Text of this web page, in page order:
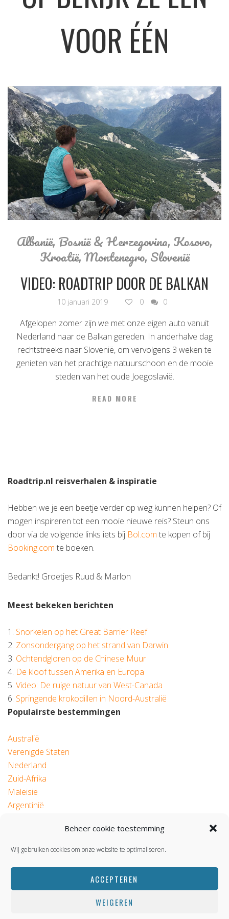
Beheer cookie toestemming
Wij gebruiken cookies om onze website te optimaliseren.
ACCEPTEREN
WEIGEREN
VOOR ÉÉN
Albanië, Bosnië & Herzegovina, Kosovo,
Kroatië,Montenegro, Slovenië
VIDEO: ROADTRIP DOOR DE BALKAN
10 januari 2019 0 0
Afgelopen zomer zijn we met onze eigen auto vanuit
Nederland naar de Balkan gereden. In anderhalve dag
rechtstreeks naar Slovenië, om vervolgens 3 weken te
genieten van het prachtige natuurschoon en de mooie
steden van het oude Joegoslavië.
READ MORE
Roadtrip.nl reisverhalen & inspiratie
Hebben we je een beetje verder op weg kunnen helpen? Of
mogen inspireren tot een mooie nieuwe reis? Steun ons
door via de volgende links iets bij Bol.com te kopen of bij
Booking.com te boeken.
Bedankt! Groetjes Ruud & Marlon
Meest bekeken berichten
1. Snorkelen op het Great Barrier Reef
2. Zonsondergang op het strand van Darwin
3. Ochtendgloren op de Chinese Muur
4. De kloof tussen Amerika en Europa
5. Video: De ruige natuur van West-Canada
6. Springende krokodillen in Noord-Australië
Populairste bestemmingen
Australië
Verenigde Staten
Nederland
Zuid-Afrika
Maleisië
Argentinië
© 2026 Roadtrip.nl
BACK TOP